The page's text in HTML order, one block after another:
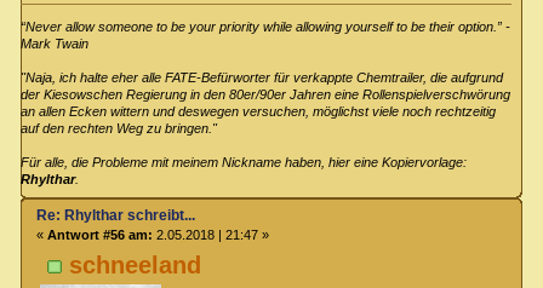
“Never allow someone to be your priority while allowing yourself to be their option.” -
Mark Twain
"Naja, ich halte eher alle FATE-Befürworter für verkappte Chemtrailer, die aufgrund
der Kiesowschen Regierung in den 80er/90er Jahren eine Rollenspielverschwörung
an allen Ecken wittern und deswegen versuchen, möglichst viele noch rechtzeitig
auf den rechten Weg zu bringen."
Für alle, die Probleme mit meinem Nickname haben, hier eine Kopiervorlage:
Rhylthar.
schneeland
Re: Rhylthar schreibt...
« Antwort #56 am: 2.05.2018 | 21:47 »